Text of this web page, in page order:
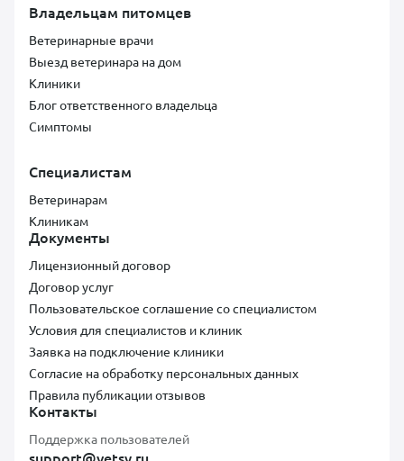
Владельцам питомцев
Ветеринарные врачи
Выезд ветеринара на дом
Клиники
Блог ответственного владельца
Симптомы
Специалистам
Ветеринарам
Клиникам
Документы
Лицензионный договор
Договор услуг
Пользовательское соглашение со специалистом
Условия для специалистов и клиник
Заявка на подключение клиники
Согласие на обработку персональных данных
Правила публикации отзывов
Контакты
Поддержка пользователей